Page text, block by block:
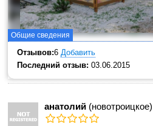
Общие сведения
Отзывов:6Добавить
Последний отзыв: 03.06.2015
анатолий